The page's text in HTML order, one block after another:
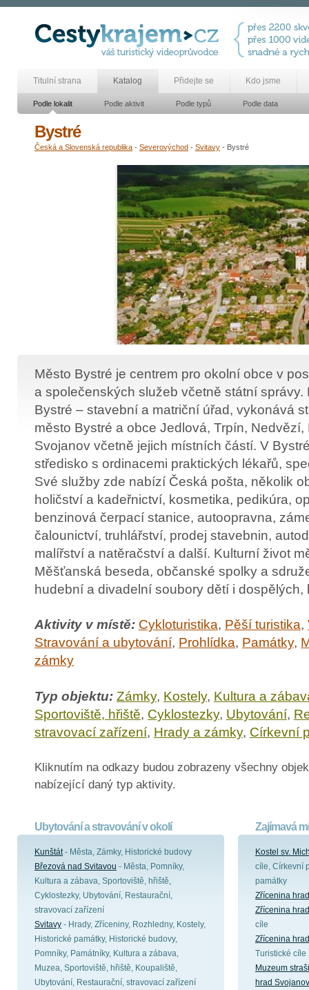
Titulní strana Katalog Přidejte se Kdo jsme
Podle lokalit Podle aktivit Podle typů Podle data
Bystré
Česká a Slovenská republika - Severovýchod - Svitavy - Bystré
Město Bystré je centrem pro okolní obce v
a společenských služeb včetně státní správy.
Bystré – stavební a matriční úřad, vykonává
město Bystré a obce Jedlová, Trpín, Nedvězí,
Svojanov včetně jejich místních částí. V
středisko s ordinacemi praktických lékařů,
Své služby zde nabízí Česká pošta, několik
holičství a kadeřnictví, kosmetika, pedikúra,
benzinová čerpací stanice, autoopravna,
čalounictví, truhlářství, prodej stavebnin,
malířství a natěračství a další. Kulturní život
Měšťanská beseda, občanské spolky a
hudební a divadelní soubory dětí i dospělých,
Aktivity v místě: Cykloturistika, Pěší turistika,
Stravování a ubytování, Prohlídka, Památky,
zámky
Typ objektu: Zámky, Kostely, Kultura a
Sportoviště, hřiště, Cyklostezky, Ubytování,
stravovací zařízení, Hrady a zámky, Církevní
Kliknutím na odkazy budou zobrazeny všechny
nabízející daný typ aktivity.
Ubytování a stravování v okolí
Kunštát- Města, Zámky, Historické budovy
Březová nad Svitavou - Města, Pomníky,
Kultura a zábava, Sportoviště, hřiště,
Cyklostezky, Ubytování, Restaurační,
stravovací zařízení
Svitavy - Hrady, Zříceniny, Rozhledny, Kostely,
Historické památky, Historické budovy,
Pomníky, Památníky, Kultura a zábava,
Muzea, Sportoviště, hřiště, Koupaliště,
Ubytování, Restaurační, stravovací zařízení
Zajímavá
Kostel sv.
cíle, Církevní
památky
Zřícenina
Zřícenina
cíle
Zřícenina
Turistické cíle
Muzeum
hrad Svojanov